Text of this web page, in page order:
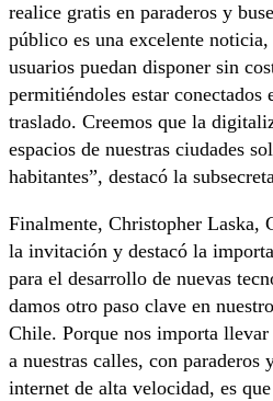
realice gratis en paraderos y
público es una excelente
usuarios puedan disponer sin
permitiéndoles estar conectados
traslado. Creemos que la
espacios de nuestras ciudades
habitantes”, destacó la
Finalmente, Christopher Laska,
la invitación y destacó la
para el desarrollo de nuevas
damos otro paso clave en
Chile. Porque nos importa
a nuestras calles, con paraderos
internet de alta velocidad, es